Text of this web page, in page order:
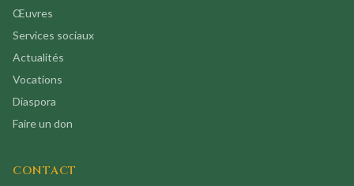
Œuvres
Services sociaux
Actualités
Vocations
Diaspora
Faire un don
CONTACT